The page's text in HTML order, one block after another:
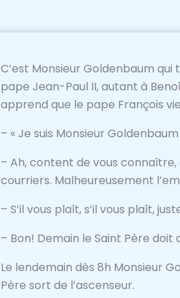
C’est Monsieur Goldenbaum
pape Jean-Paul II, autant à
apprend que le pape François
– « Je suis Monsieur
– Ah, content de vous
courriers. Malheureusement
– S’il vous plaît, s’il vous plaît,
– Bon! Demain le Saint Père doit
Le lendemain dès 8h Monsieur
Père sort de l’ascenseur.